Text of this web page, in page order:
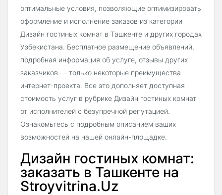
оптимальные условия, позволяющие оптимизировать
оформление и исполнение заказов из категории
Дизайн гостиных комнат в Ташкенте и других городах
Узбекистана. Бесплатное размещение объявлений,
подробная информация об услуге, отзывы других
заказчиков — только некоторые преимущества
интернет-проекта. Все это дополняет доступная
стоимость услуг в рубрике Дизайн гостиных комнат
от исполнителей с безупречной репутацией.
Ознакомьтесь с подробным описанием ваших
возможностей на нашей онлайн-площадке.
Дизайн гостиных комнат:
заказать в Ташкенте на
Stroyvitrina.Uz